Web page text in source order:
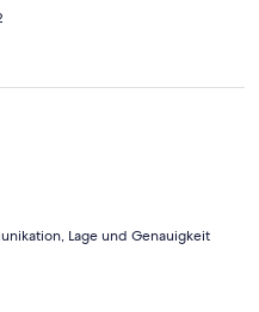
Lage und Genauigkeit